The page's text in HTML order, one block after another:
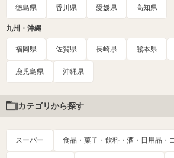
徳島県 香川県 愛媛県 高知県
九州・沖縄
福岡県 佐賀県 長崎県 熊本県
鹿児島県 沖縄県
カテゴリから探す
スーパー 食品・菓子・飲料・酒・日用品・